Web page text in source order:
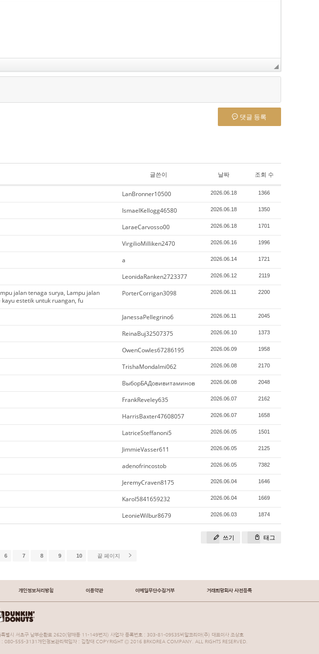
댓글 등록
글쓴이 날짜 조회 수
LanBronner10500 2026.06.18 1366
IsmaelKellogg46580 2026.06.18 1350
LaraeCarvosso00 2026.06.18 1701
VirgilioMilliken2470 2026.06.16 1996
a 2026.06.14 1721
LeonidaRanken2723377 2026.06.12 2119
jalan tenaga surya, Lampu jalan
estetik untuk ruangan, fu
PorterCorrigan3098 2026.06.11 2200
JanessaPellegrino6 2026.06.11 2045
ReinaBuj32507375 2026.06.10 1373
OwenCowles67286195 2026.06.09 1958
TrishaMondalmi062 2026.06.08 2170
ВыборБАДовивитаминов 2026.06.08 2048
FrankReveley635 2026.06.07 2162
HarrisBaxter47608057 2026.06.07 1658
LatriceSteffanoni5 2026.06.05 1501
JimmieVasser611 2026.06.05 2125
adenofrincostob 2026.06.05 7382
JeremyCraven8175 2026.06.04 1646
Karol5841659232 2026.06.04 1669
LeonieWilbur8679 2026.06.03 1874
쓰기 태그
6 7 8 9 10 끝 페이지
개인정보처리방침 이용약관 이메일무단수집거부 거래희망회사 사전등록
특별시 서초구 남부순환로 2620(양재동 11-149번지) 사업자 등록번호 : 303-81-09535비알코리아(주) 대표이사 조상호
: 080-555-3131개인정보관리책임자 : 김창대 COPYRIGHT Ⓒ 2016 BRKOREA COMPANY. ALL RIGHTS RESERVED.